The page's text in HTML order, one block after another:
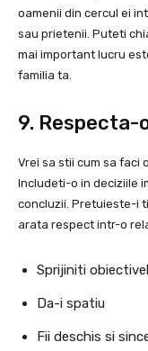
oamenii din cercul ei
sau prietenii. Puteti
mai important lucru
familia ta.
9. Respecta-
Vrei sa stii cum sa faci
Includeti-o in deciziile
concluzii. Pretuieste-i
arata respect intr-o
Sprijiniti
Da-i spatiu
Fii deschis si